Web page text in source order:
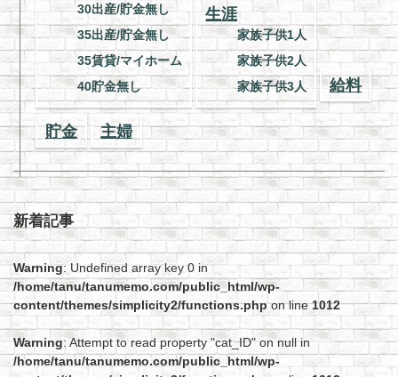
30出産/貯金無し
35出産/貯金無し
35賃貸/マイホーム
40貯金無し
生涯
家族子供1人
家族子供2人
家族子供3人
給料
貯金 主婦
新着記事
Warning: Undefined array key 0 in
/home/tanu/tanumemo.com/public_html/wp-
content/themes/simplicity2/functions.phpon line1012
Warning: Attempt to read property "cat_ID" on null in
/home/tanu/tanumemo.com/public_html/wp-